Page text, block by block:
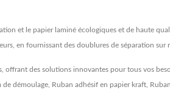
et le papier laminé écologiques et de haute
en fournissant des doublures de séparation sur
offrant des solutions innovantes pour tous vos
de démoulage Ruban adhésif en papier kraft Ruban